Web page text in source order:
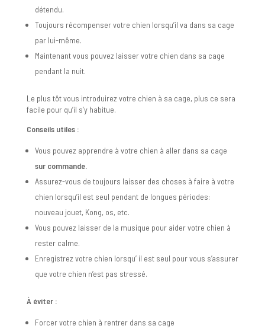
détendu.
Toujours récompenser votre chien lorsqu’il va dans sa cage
par lui-même.
Maintenant vous pouvez laisser votre chien dans sa cage
pendant la nuit.
Le plus tôt vous introduirez votre chien à sa cage, plus ce sera
facile pour qu’il s’y habitue.
Conseils utiles :
Vous pouvez apprendre à votre chien à aller dans sa cage
sur commande.
Assurez-vous de toujours laisser des choses à faire à votre
chien lorsqu’il est seul pendant de longues périodes:
nouveau jouet, Kong, os, etc.
Vous pouvez laisser de la musique pour aider votre chien à
rester calme.
Enregistrez votre chien lorsqu’ il est seul pour vous s’assurer
que votre chien n’est pas stressé.
À éviter :
Forcer votre chien à rentrer dans sa cage